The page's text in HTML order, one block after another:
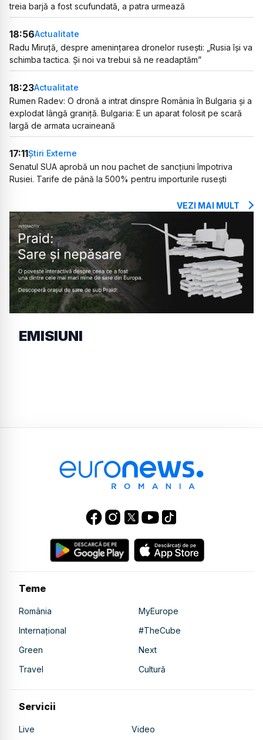
treia barjă a fost scufundată, a patra urmează
18:56Actualitate
Radu Miruță, despre amenințarea dronelor rusești: „Rusia își va
schimba tactica. Și noi va trebui să ne readaptăm”
18:23Actualitate
Rumen Radev: O dronă a intrat dinspre România în Bulgaria și a
explodat lângă graniță. Bulgaria: E un aparat folosit pe scară
largă de armata ucraineană
17:11Știri Externe
Senatul SUA aprobă un nou pachet de sancțiuni împotriva
Rusiei. Tarife de până la 500% pentru importurile rusești
VEZI MAI MULT
EMISIUNI
Teme
România
MyEurope
Internațional
#TheCube
Green
Next
Travel
Cultură
Servicii
Live Video